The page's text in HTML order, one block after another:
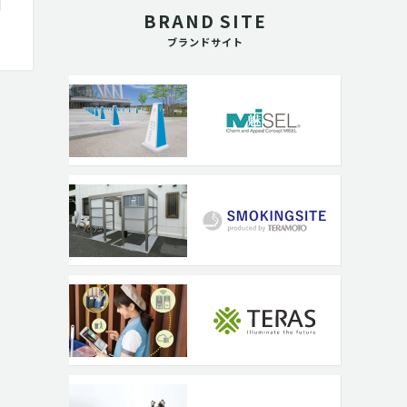
BRAND SITE
ブランドサイト